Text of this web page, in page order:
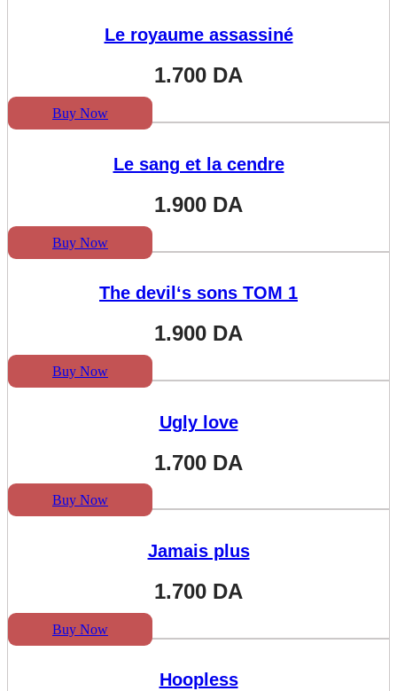
Le royaume assassiné
1.700 DA
Buy Now
Le sang et la cendre
1.900 DA
Buy Now
The devil‘s sons TOM 1
1.900 DA
Buy Now
Ugly love
1.700 DA
Buy Now
Jamais plus
1.700 DA
Buy Now
Hoopless